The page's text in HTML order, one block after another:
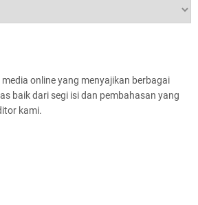
Asmar: Bidan Garda
Sinergi Adat hingga
online yang menyajikan berbagai
baik dari segi isi dan pembahasan yang
kami.